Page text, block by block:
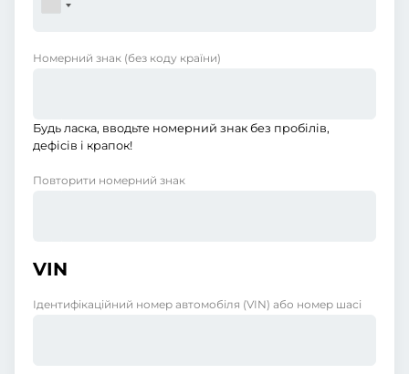
Номерний знак (без коду країни)
Будь ласка, вводьте номерний знак без пробілів,
дефісів і крапок!
Повторити номерний знак
VIN
Ідентифікаційний номер автомобіля (VIN) або номер шасі